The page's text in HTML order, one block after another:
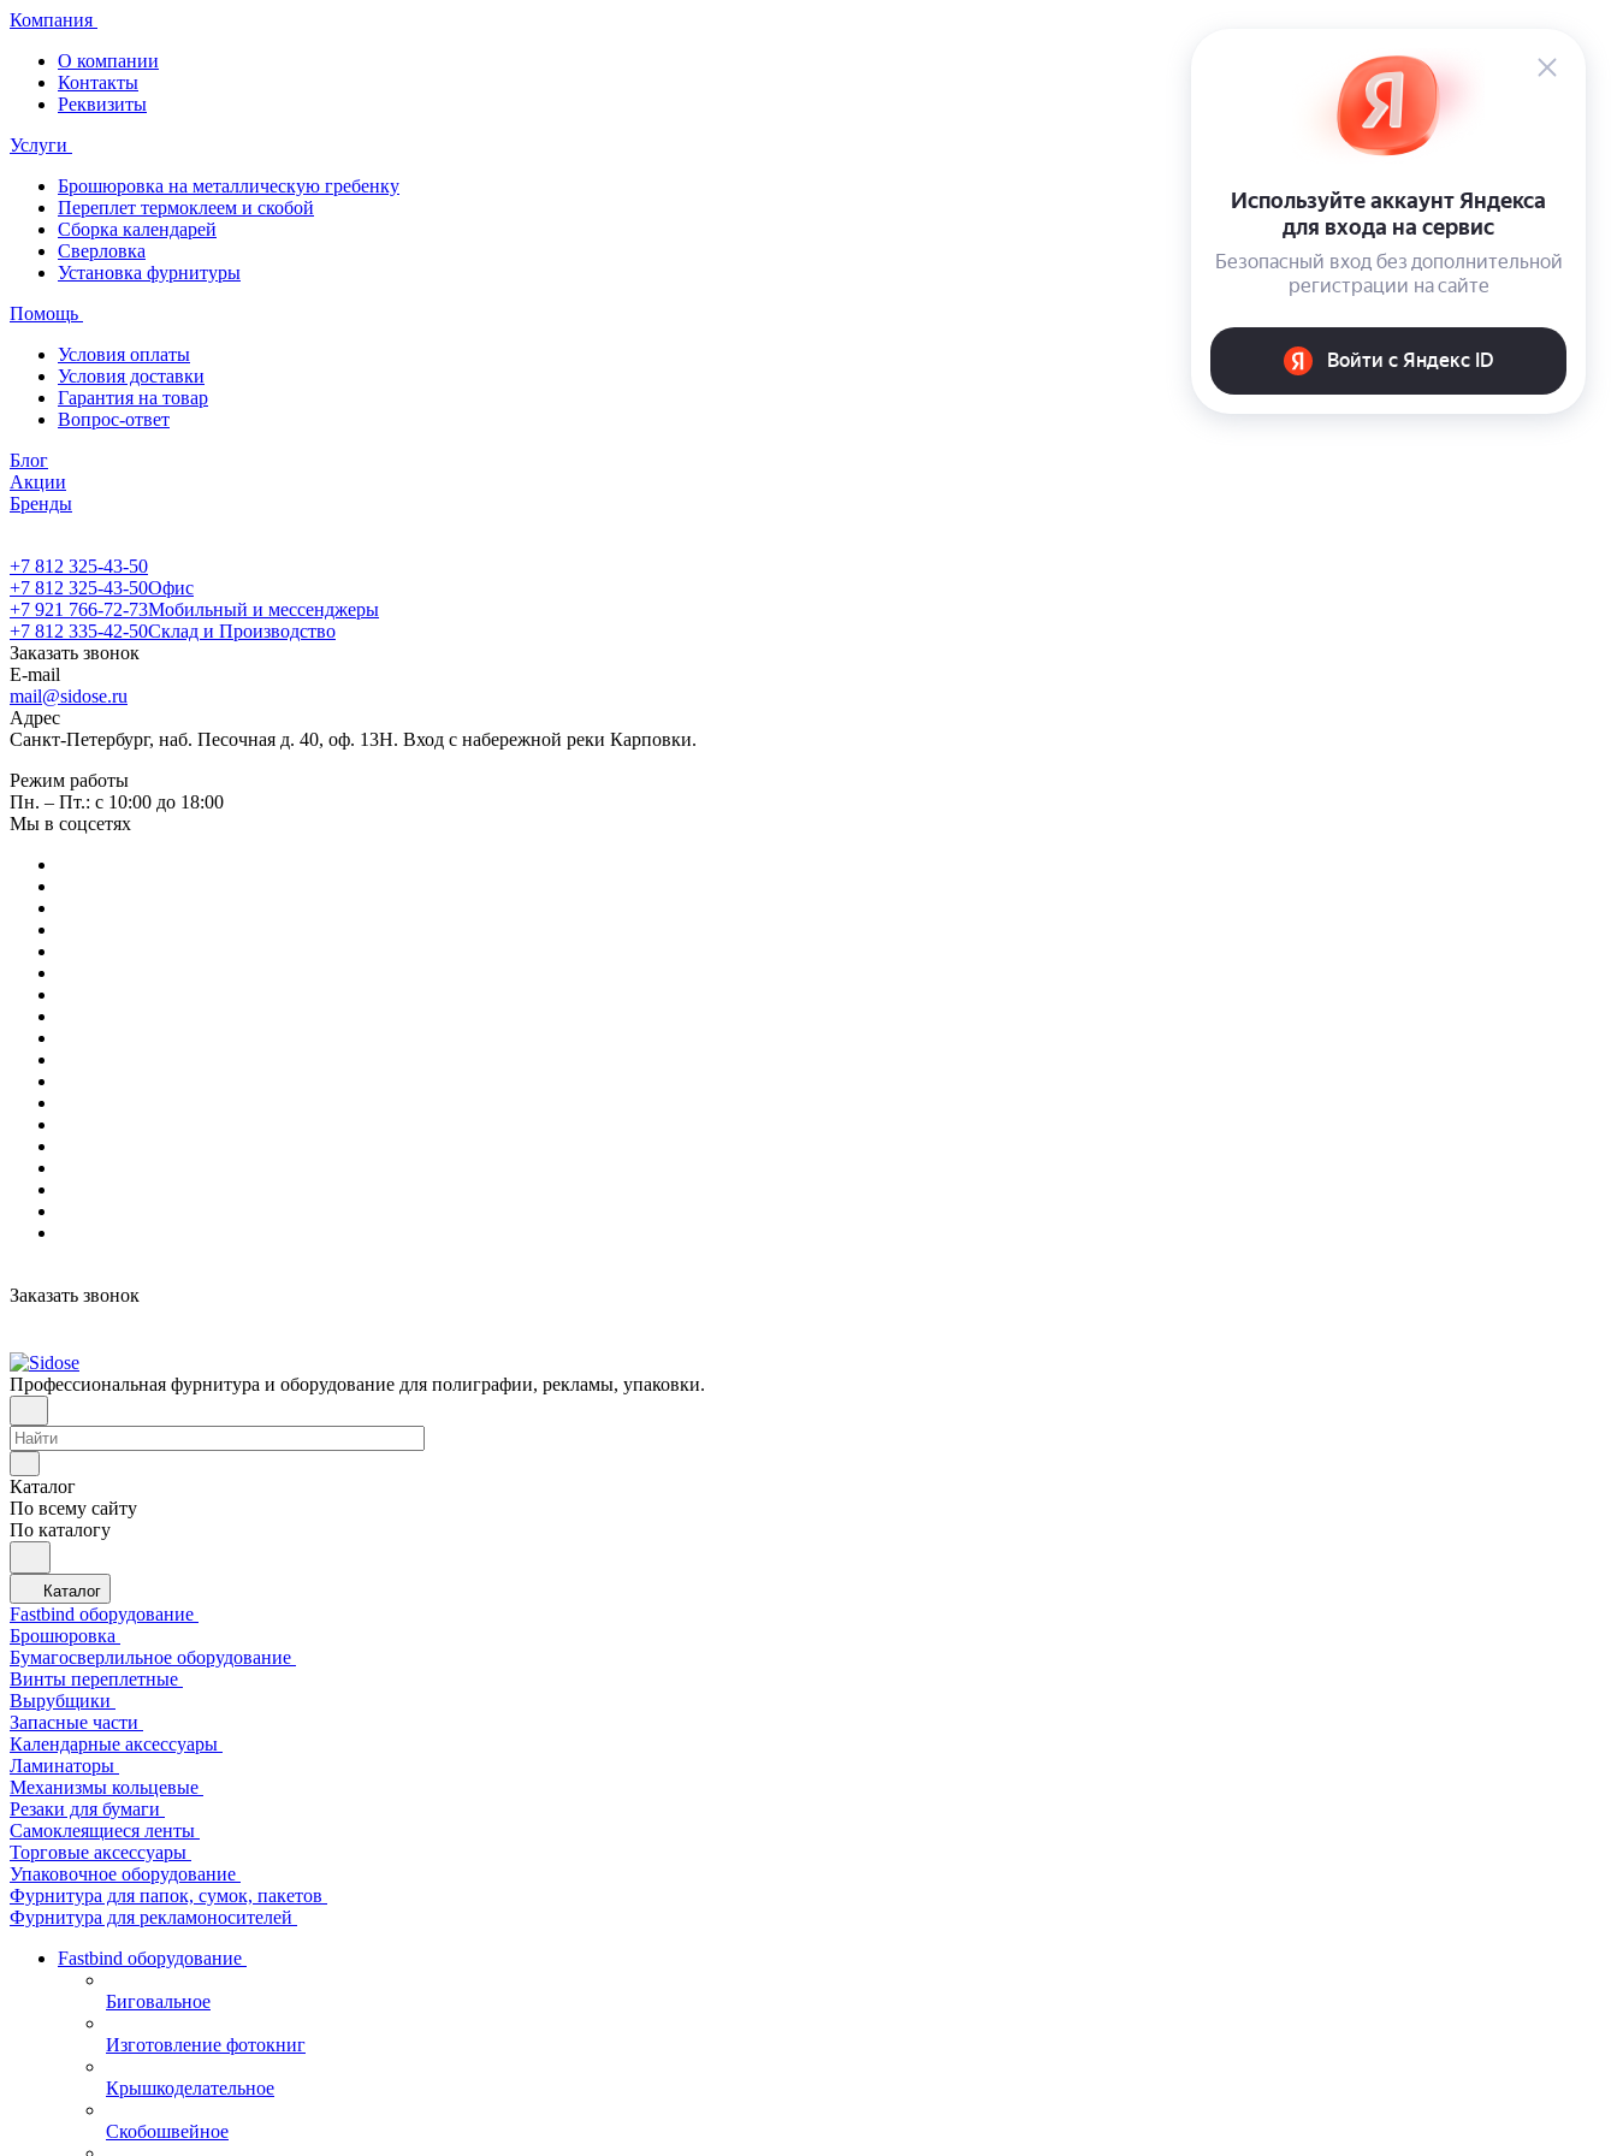
Компания
О компании
Контакты
Реквизиты
Услуги
Брошюровка на металлическую гребенку
Переплет термоклеем и скобой
Сборка календарей
Сверловка
Установка фурнитуры
Помощь
Условия оплаты
Условия доставки
Гарантия на товар
Вопрос-ответ
Блог
Акции
Бренды
+7 812 325-43-50
+7 812 325-43-50Офис
+7 921 766-72-73Мобильный и мессенджеры
+7 812 335-42-50Склад и Производство
Заказать звонок
E-mail
mail@sidose.ru
Адрес
Санкт-Петербург, наб. Песочная д. 40, оф. 13Н. Вход с набережной реки Карповки.
Режим работы
Пн. – Пт.: с 10:00 до 18:00
Мы в соцсетях
Заказать звонок
Профессиональная фурнитура и оборудование для полиграфии, рекламы, упаковки.
Каталог
По всему сайту
По каталогу
Каталог
Fastbind оборудование
Брошюровка
Бумагосверлильное оборудование
Винты переплетные
Вырубщики
Запасные части
Календарные аксессуары
Ламинаторы
Механизмы кольцевые
Резаки для бумаги
Самоклеящиеся ленты
Торговые аксессуары
Упаковочное оборудование
Фурнитура для папок, сумок, пакетов
Фурнитура для рекламоносителей
Fastbind оборудование
Биговальное
Изготовление фотокниг
Крышкоделательное
Скобошвейное